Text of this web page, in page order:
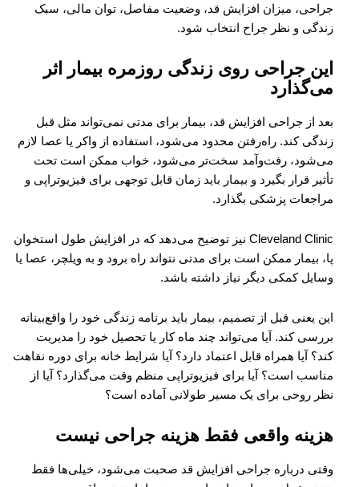
جراحی، میزان افزایش قد، وضعیت مفاصل، توان مالی، سبک
زندگی و نظر جراح انتخاب شود.
این جراحی روی زندگی روزمره بیمار اثر
می‌گذارد
بعد از جراحی افزایش قد، بیمار برای مدتی نمی‌تواند مثل قبل
زندگی کند. راه‌رفتن محدود می‌شود، استفاده از واکر یا عصا لازم
می‌شود، رفت‌وآمد سخت‌تر می‌شود، خواب ممکن است تحت
تأثیر قرار بگیرد و بیمار باید زمان قابل توجهی برای فیزیوتراپی و
مراجعات پزشکی بگذارد.
Cleveland Clinic نیز توضیح می‌دهد که در افزایش طول استخوان
پا، بیمار ممکن است برای مدتی نتواند راه برود و به ویلچر، عصا یا
وسایل کمکی دیگر نیاز داشته باشد.
این یعنی قبل از تصمیم، بیمار باید برنامه زندگی خود را واقع‌بینانه
بررسی کند. آیا می‌تواند چند ماه کار یا تحصیل خود را مدیریت
کند؟ آیا همراه قابل اعتماد دارد؟ آیا شرایط خانه برای دوره نقاهت
مناسب است؟ آیا برای فیزیوتراپی منظم وقت می‌گذارد؟ آیا از
نظر روحی برای یک مسیر طولانی آماده است؟
هزینه واقعی فقط هزینه جراحی نیست
وقتی درباره جراحی افزایش قد صحبت می‌شود، خیلی‌ها فقط